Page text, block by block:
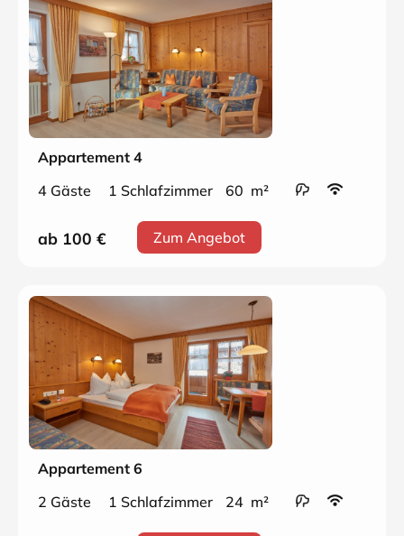
Appartement 4
4 Gäste
1 Schlafzimmer 60 m²
ab 100 € Zum Angebot
Appartement 6
2 Gäste
1 Schlafzimmer 24 m²